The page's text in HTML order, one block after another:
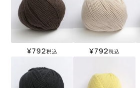
¥792税込 ¥792税込